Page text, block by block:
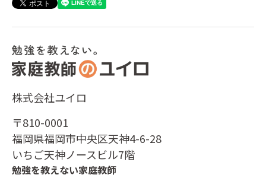
株式会社ユイロ
〒810-0001
福岡県福岡市中央区天神4-6-28
いちご天神ノースビル7階
勉強を教えない家庭教師